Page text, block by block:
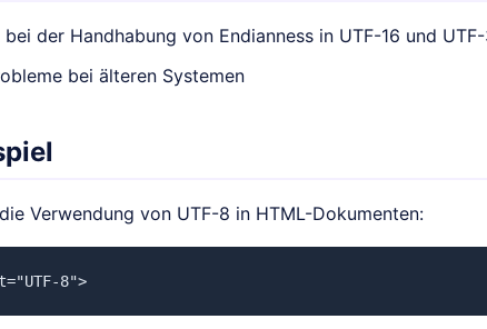
der Handhabung von Endianness in UTF-16 und
bei älteren Systemen
Verwendung von UTF-8 in HTML-Dokumenten:
8">